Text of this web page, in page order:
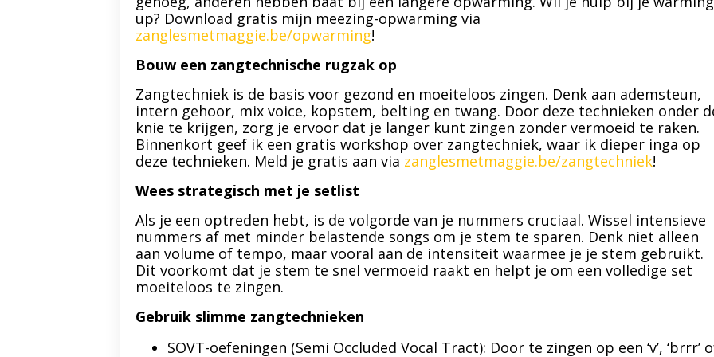
up? Download gratis mijn meezing-opwarming via
zanglesmetmaggie.be/opwarming!
Bouw een zangtechnische rugzak op
Zangtechniek is de basis voor gezond en moeiteloos zingen. Denk aan ademsteun,
intern gehoor, mix voice, kopstem, belting en twang. Door deze technieken onder
knie te krijgen, zorg je ervoor dat je langer kunt zingen zonder vermoeid te raken.
Binnenkort geef ik een gratis workshop over zangtechniek, waar ik dieper inga op
deze technieken. Meld je gratis aan via zanglesmetmaggie.be/zangtechniek!
Wees strategisch met je setlist
Als je een optreden hebt, is de volgorde van je nummers cruciaal. Wissel intensieve
nummers af met minder belastende songs om je stem te sparen. Denk niet alleen
aan volume of tempo, maar vooral aan de intensiteit waarmee je je stem gebruikt.
Dit voorkomt dat je stem te snel vermoeid raakt en helpt je om een volledige set
moeiteloos te zingen.
Gebruik slimme zangtechnieken
SOVT-oefeningen (Semi Occluded Vocal Tract): Door te zingen op een ‘v’, ‘brrr’